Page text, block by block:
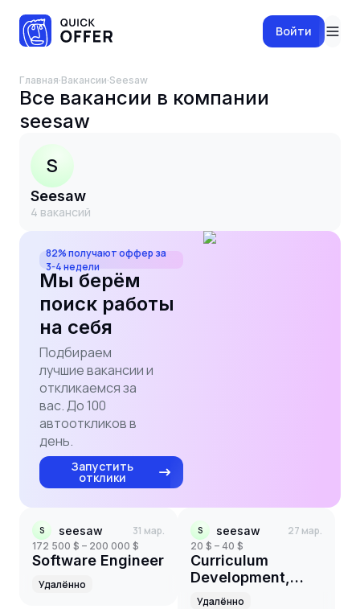
Войти
Главная·Вакансии· seesaw
Все вакансии в компании
seesaw
S
seesaw
4 вакансий
82% получают оффер за
3-4 недели
Мы берём
поиск работы
на себя
Подбираем
лучшие вакансии и
откликаемся за
вас. До 100
автооткликов в
день.
Запустить
отклики
S seesaw 31 мар.
172 500 $ – 200 000 $
Software Engineer
Удалённо
S seesaw 27 мар.
20 $ – 40 $
Curriculum
Development,
Contractor
Удалённо